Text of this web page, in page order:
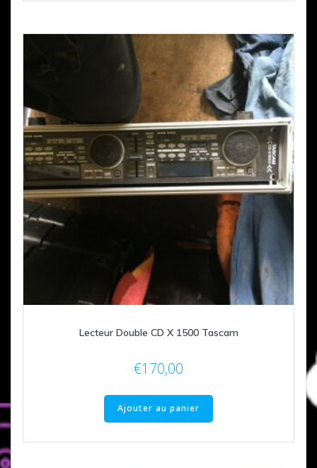
Lecteur Double CD X 1500 Tascam
€170,00
Ajouter au panier